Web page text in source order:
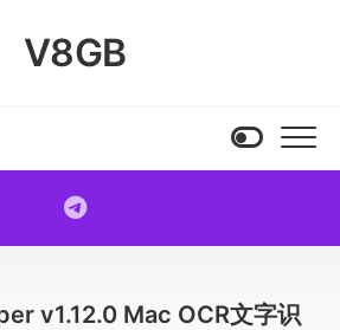
V8GB
v1.12.0 Mac OCR文字识